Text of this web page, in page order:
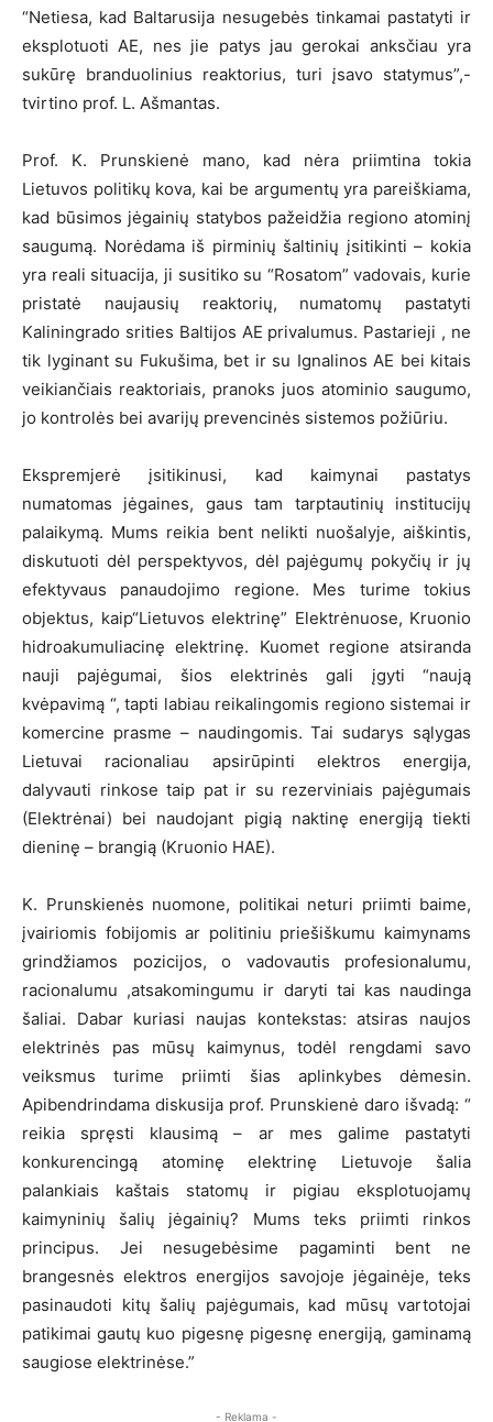
“Netiesa, kad Baltarusija nesugebės tinkamai pastatyti ir
eksplotuoti AE, nes jie patys jau gerokai anksčiau yra
sukūrę branduolinius reaktorius, turi įsavo statymus”,-
tvirtino prof. L. Ašmantas.
Prof. K. Prunskienė mano, kad nėra priimtina tokia
Lietuvos politikų kova, kai be argumentų yra pareiškiama,
kad būsimos jėgainių statybos pažeidžia regiono atominį
saugumą. Norėdama iš pirminių šaltinių įsitikinti – kokia
yra reali situacija, ji susitiko su “Rosatom” vadovais, kurie
pristatė naujausių reaktorių, numatomų pastatyti
Kaliningrado srities Baltijos AE privalumus. Pastarieji , ne
tik lyginant su Fukušima, bet ir su Ignalinos AE bei kitais
veikiančiais reaktoriais, pranoks juos atominio saugumo,
jo kontrolės bei avarijų prevencinės sistemos požiūriu.
Ekspremjerė įsitikinusi, kad kaimynai pastatys
numatomas jėgaines, gaus tam tarptautinių institucijų
palaikymą. Mums reikia bent nelikti nuošalyje, aiškintis,
diskutuoti dėl perspektyvos, dėl pajėgumų pokyčių ir jų
efektyvaus panaudojimo regione. Mes turime tokius
objektus, kaip“Lietuvos elektrinę” Elektrėnuose, Kruonio
hidroakumuliacinę elektrinę. Kuomet regione atsiranda
nauji pajėgumai, šios elektrinės gali įgyti “naują
kvėpavimą “, tapti labiau reikalingomis regiono sistemai ir
komercine prasme – naudingomis. Tai sudarys sąlygas
Lietuvai racionaliau apsirūpinti elektros energija,
dalyvauti rinkose taip pat ir su rezerviniais pajėgumais
(Elektrėnai) bei naudojant pigią naktinę energiją tiekti
dieninę – brangią (Kruonio HAE).
K. Prunskienės nuomone, politikai neturi priimti baime,
įvairiomis fobijomis ar politiniu priešiškumu kaimynams
grindžiamos pozicijos, o vadovautis profesionalumu,
racionalumu ,atsakomingumu ir daryti tai kas naudinga
šaliai. Dabar kuriasi naujas kontekstas: atsiras naujos
elektrinės pas mūsų kaimynus, todėl rengdami savo
veiksmus turime priimti šias aplinkybes dėmesin.
Apibendrindama diskusija prof. Prunskienė daro išvadą: “
reikia spręsti klausimą – ar mes galime pastatyti
konkurencingą atominę elektrinę Lietuvoje šalia
palankiais kaštais statomų ir pigiau eksplotuojamų
kaimyninių šalių jėgainių? Mums teks priimti rinkos
principus. Jei nesugebėsime pagaminti bent ne
brangesnės elektros energijos savojoje jėgainėje, teks
pasinaudoti kitų šalių pajėgumais, kad mūsų vartotojai
patikimai gautų kuo pigesnę pigesnę energiją, gaminamą
saugiose elektrinėse.”
- Reklama -